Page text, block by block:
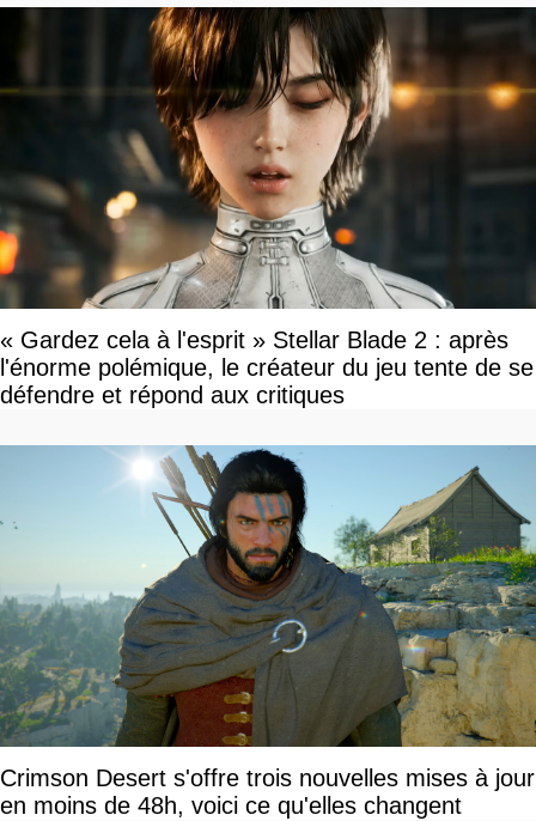
« Gardez cela à l'esprit » Stellar Blade 2 : après
l'énorme polémique, le créateur du jeu tente de se
défendre et répond aux critiques
Crimson Desert s'offre trois nouvelles mises à jour
en moins de 48h, voici ce qu'elles changent